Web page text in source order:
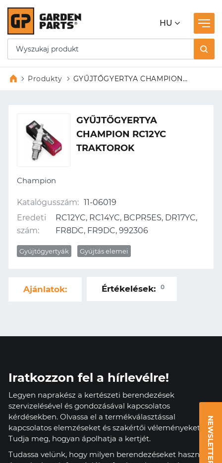
HU
Produkty
GYŰJTŐGYERTYA CHAMPION
GYŰJTŐGYERTYA
CHAMPION RC12YC
TRAKTOROK
Champion
Katalógusszám: 11-06019
Eredeti
szám:
RC12YC, RC14YC, BCPR5ES, DR17YC,
FR8DC, FR9DC, 992306
Gyújtógyertyák Gyújtás elemei
Ajánlatok: Értékelések: 0
NEWSLETTER
Iratkozzon fel a hírlevélre!
Legyen naprakész a kertészeti berendezések
szervizelésével és gondozásával kapcsolatos
kérdésekben. Olvassa el a termékválasztással
kapcsolatos elemzéseket és szakértői véleményeket.
Tudja meg, hogyan ápolhatja a kertjét.
Tudassa velünk, hogy milyen berendezéseket használ,